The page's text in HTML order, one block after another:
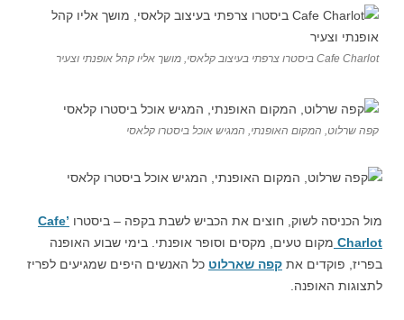
Cafe Charlot ביסטרו צרפתי בעיצוב קלאסי, מושך אליו קהל אופנתי וצעיר
קפה שרלוט, המקום האופנתי, המגיש אוכל ביסטרו קלאסי
מול הכניסה לשוק, חוצים את הכביש לשבת בקפה – ביסטרו Cafe’
Charlot מקום טעים, מקסים וסופר אופנתי. בימי שבוע האופנה
בפריז, פוקדים את קפה שארלוט כל האנשים היפים שמגיעים לפריז
לתצוגות האופנה.